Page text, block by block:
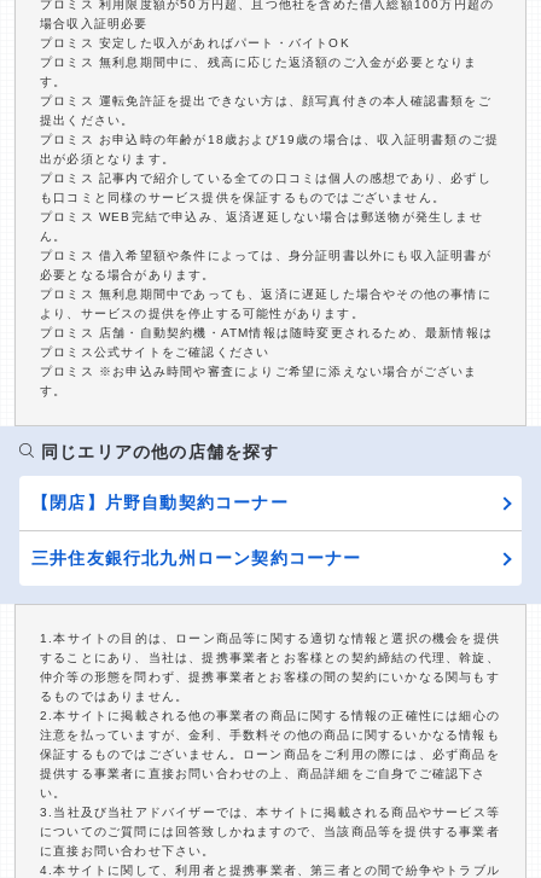
プロミス 利用限度額が50万円超、且つ他社を含めた借入総額100万円超の
場合収入証明必要
プロミス 安定した収入があればパート・バイトOK
プロミス 無利息期間中に、残高に応じた返済額のご入金が必要となりま
す。
プロミス 運転免許証を提出できない方は、顔写真付きの本人確認書類をご
提出ください。
プロミス お申込時の年齢が18歳および19歳の場合は、収入証明書類のご提
出が必須となります。
プロミス 記事内で紹介している全ての口コミは個人の感想であり、必ずし
も口コミと同様のサービス提供を保証するものではございません。
プロミス WEB完結で申込み、返済遅延しない場合は郵送物が発生しませ
ん。
プロミス 借入希望額や条件によっては、身分証明書以外にも収入証明書が
必要となる場合があります。
プロミス 無利息期間中であっても、返済に遅延した場合やその他の事情に
より、サービスの提供を停止する可能性があります。
プロミス 店舗・自動契約機・ATM情報は随時変更されるため、最新情報は
プロミス公式サイトをご確認ください
プロミス ※お申込み時間や審査によりご希望に添えない場合がございま
す。
同じエリアの他の店舗を探す
【閉店】片野自動契約コーナー
三井住友銀行北九州ローン契約コーナー
1.本サイトの目的は、ローン商品等に関する適切な情報と選択の機会を提供
することにあり、当社は、提携事業者とお客様との契約締結の代理、斡旋、
仲介等の形態を問わず、提携事業者とお客様の間の契約にいかなる関与もす
るものではありません。
2.本サイトに掲載される他の事業者の商品に関する情報の正確性には細心の
注意を払っていますが、金利、手数料その他の商品に関するいかなる情報も
保証するものではございません。ローン商品をご利用の際には、必ず商品を
提供する事業者に直接お問い合わせの上、商品詳細をご自身でご確認下さ
い。
3.当社及び当社アドバイザーでは、本サイトに掲載される商品やサービス等
についてのご質問には回答致しかねますので、当該商品等を提供する事業者
に直接お問い合わせ下さい。
4.本サイトに関して、利用者と提携事業者、第三者との間で紛争やトラブル